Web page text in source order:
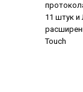
11 штук и
Touch